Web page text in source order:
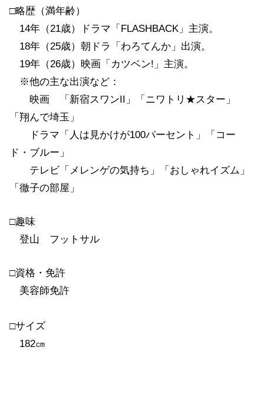
□略歴（満年齢）
14年（21歳）ドラマ「FLASHBACK」主演。
18年（25歳）朝ドラ「わろてんか」出演。
19年（26歳）映画「カツベン!」主演。
※他の主な出演など：
映画 「新宿スワンII」「ニワトリ★スター」
「翔んで埼玉」
ドラマ「人は見かけが100パーセント」「コー
ド・ブルー」
テレビ「メレンゲの気持ち」「おしゃれイズム」
「徹子の部屋」
□趣味
登山 フットサル
□資格・免許
美容師免許
□サイズ
182㎝